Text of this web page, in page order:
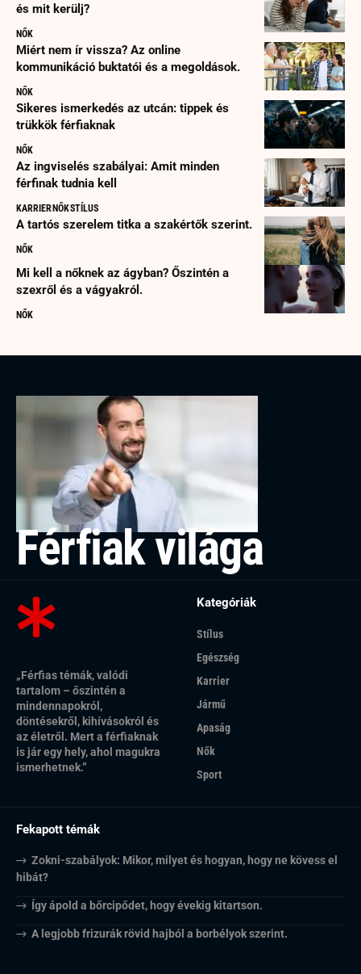
és mit kerülj?
NŐK
Miért nem ír vissza? Az online
kommunikáció buktatói és a megoldások.
NŐK
Sikeres ismerkedés az utcán: tippek és
trükkök férfiaknak
NŐK
Az ingviselés szabályai: Amit minden
férfinak tudnia kell
KARRIERNŐKSTÍLUS
A tartós szerelem titka a szakértők szerint.
NŐK
Mi kell a nőknek az ágyban? Őszintén a
szexről és a vágyakról.
NŐK
Férfiak világa
„Férfias témák, valódi
tartalom – őszintén a
mindennapokról,
döntésekről, kihívásokról és
az életről. Mert a férfiaknak
is jár egy hely, ahol magukra
ismerhetnek.”
Kategóriák
Stílus
Egészség
Karrier
Jármű
Apaság
Nők
Sport
Fekapott témák
Zokni-szabályok: Mikor, milyet és hogyan, hogy ne kövess el
hibát?
Így ápold a bőrcipődet, hogy évekig kitartson.
A legjobb frizurák rövid hajból a borbélyok szerint.